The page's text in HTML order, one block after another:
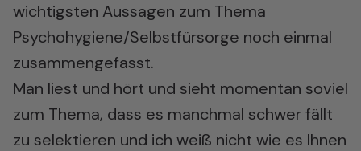
wichtigsten Aussagen zum Thema
Psychohygiene/Selbstfürsorge noch einmal
zusammengefasst.
Man liest und hört und sieht momentan soviel
zum Thema, dass es manchmal schwer fällt
zu selektieren und ich weiß nicht wie es Ihnen